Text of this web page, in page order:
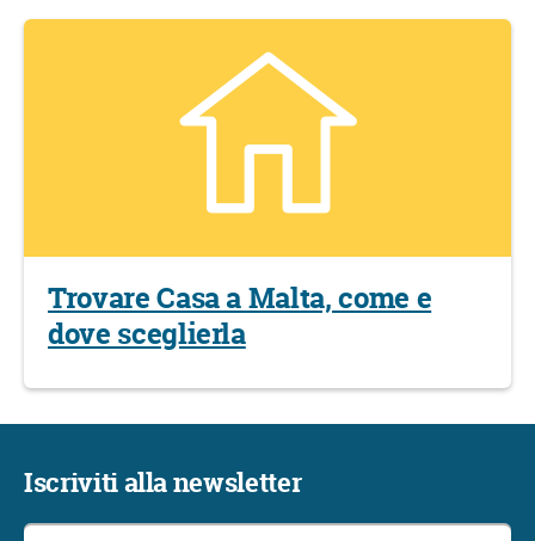
Trovare Casa a Malta, come e
dove sceglierla
Iscriviti alla newsletter